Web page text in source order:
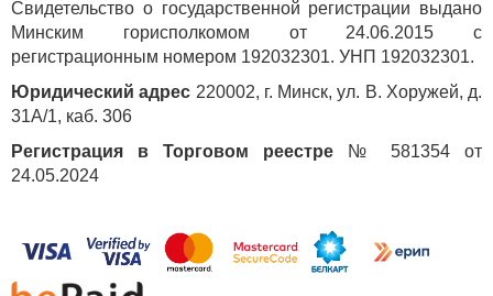
счет российскому страховщику. Возмещение
выплатят в соответствии с белорусским
законодательством.
Продажа полисов единого ОСАГО («белая карта»)
в России начнется с 23 апреля в соответствии
с правилами системы страхования Союзного
государства, говорится в сообщении Российского
«Тарифы на расширение ОСАГО рассчитываются
согласно соответствующим правилам
профессиональной деятельности (ППД) РСА по
Свидетельство о государственной регистрации выдано
Минским горисполкомом от 24.06.2015 с
регистрационным номером 192032301. УНП 192032301.
Юридический адрес 220002, г. Минск, ул. В. Хоружей, д.
31А/1, каб. 306
Регистрация в Торговом реестре № 581354 от
24.05.2024